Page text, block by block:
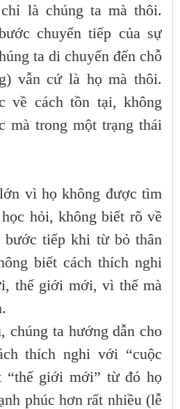
là chúng ta mà thôi.
chuyển tiếp của sự
ta di chuyển đến chỗ
vẫn cứ là họ mà thôi.
về cách tồn tại, không
mà trong một trạng thái
vì họ không được tìm
hỏi, không biết rõ về
tiếp khi từ bỏ thân
biết cách thích nghi
thế giới mới, vì thế mà
chúng ta hướng dẫn cho
thích nghi với “cuộc
“thế giới mới” từ đó họ
phúc hơn rất nhiều (lễ